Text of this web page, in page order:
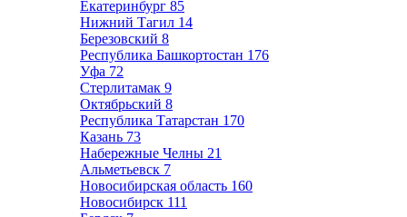
Екатеринбург 85
Нижний Тагил 14
Березовский 8
Республика Башкортостан 176
Уфа 72
Стерлитамак 9
Октябрьский 8
Республика Татарстан 170
Казань 73
Набережные Челны 21
Альметьевск 7
Новосибирская область 160
Новосибирск 111